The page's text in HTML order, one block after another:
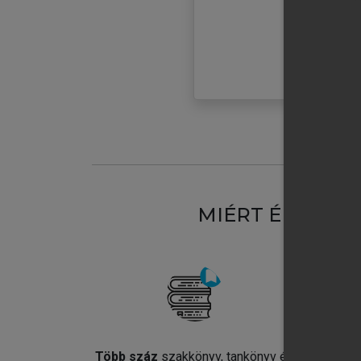
MIÉRT
Több száz szakkönyv, tankönyv és